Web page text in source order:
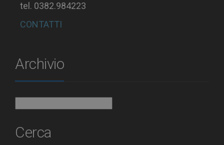
tel. 0382.984223
CONTATTI
Archivio
Cerca